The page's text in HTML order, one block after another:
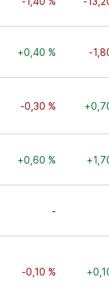
+0,40 % -
-0,30 %
+0,60 %
-
-0,10 %